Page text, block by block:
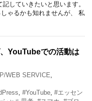
していきたいと思います。
ゃるかも知れませんが、 私
YouTubeでの活動は
WEB SERVICE,
, #YouTube, #エッセン